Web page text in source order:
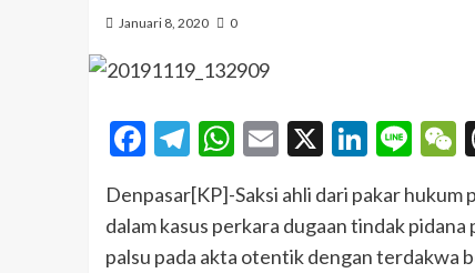
Januari 8, 2020 0
Facebook
Telegram
WhatsApp
Email
X
Denpasar[KP]-Saksi ahli dari pakar
dalam kasus perkara dugaan tindak
palsu pada akta otentik dengan terdakwa